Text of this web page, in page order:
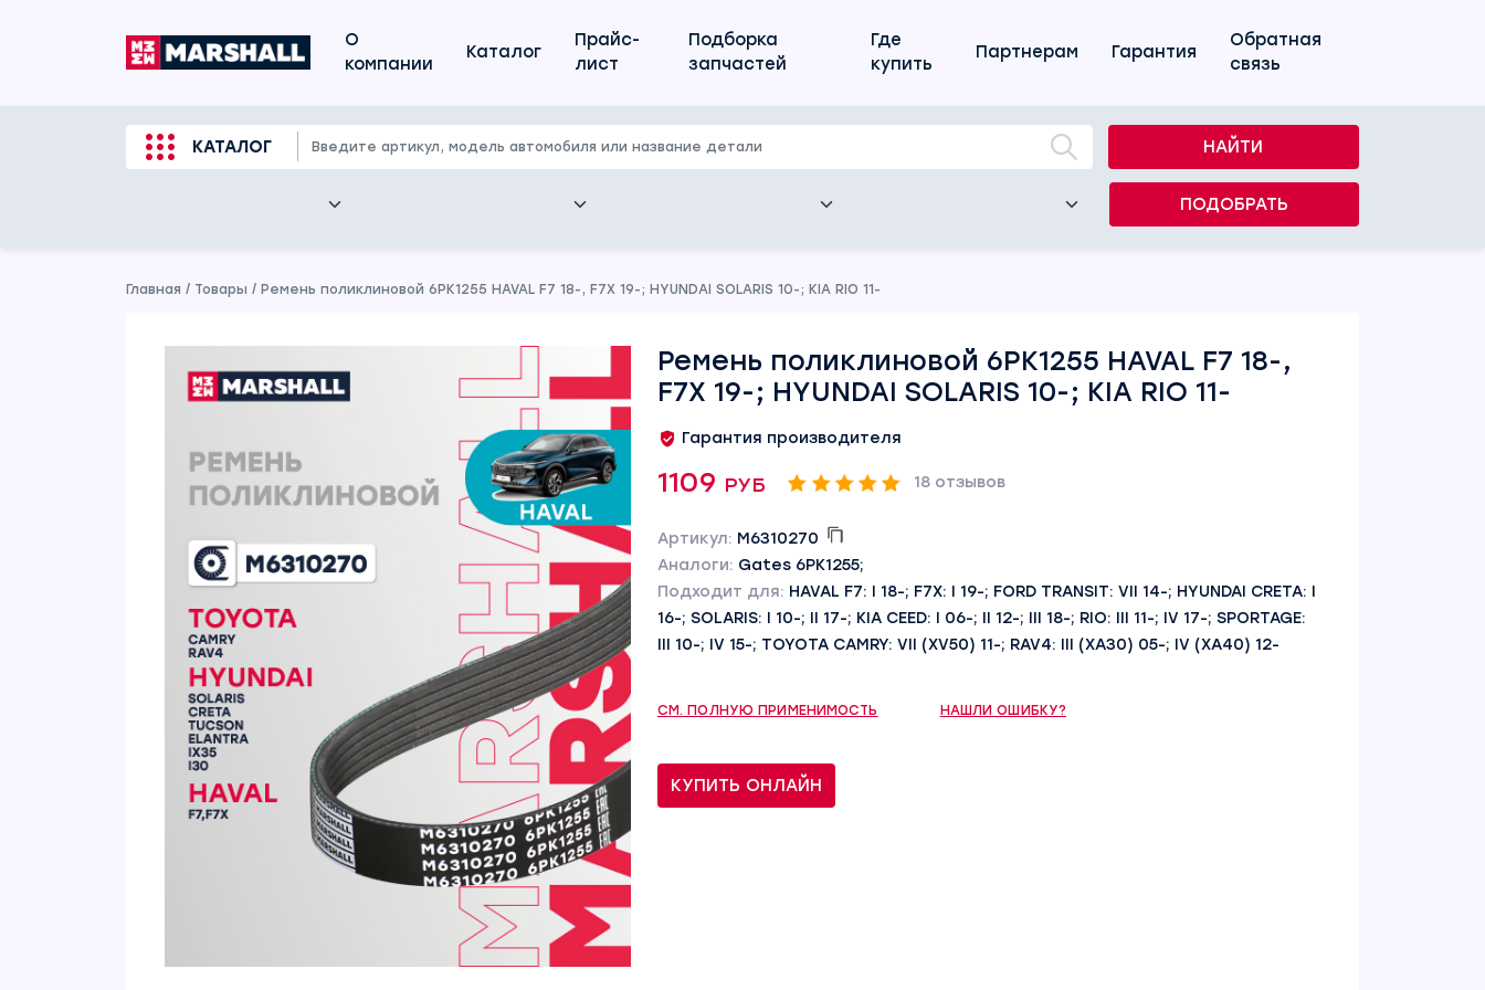
О
компании
Каталог
Прайс-
лист
Подборка
запчастей
Где
купить
Партнерам Гарантия
Обратная
связь
КАТАЛОГ НАЙТИ
ПОДОБРАТЬ
Главная / Товары / Ремень поликлиновой 6PK1255 HAVAL F7 18-, F7X 19-; HYUNDAI SOLARIS 10-; KIA RIO 11-
Ремень поликлиновой 6PK1255 HAVAL F7 18-,
F7X 19-; HYUNDAI SOLARIS 10-; KIA RIO 11-
Гарантия производителя
1109 руб 18 отзывов
Артикул: M6310270
Аналоги: Gates 6PK1255;
Подходит для: HAVAL F7: I 18-; F7X: I 19-; FORD TRANSIT: VII 14-; HYUNDAI CRETA: I
16-; SOLARIS: I 10-; II 17-; KIA CEED: I 06-; II 12-; III 18-; RIO: III 11-; IV 17-; SPORTAGE:
III 10-; IV 15-; TOYOTA CAMRY: VII (XV50) 11-; RAV4: III (XA30) 05-; IV (XA40) 12-
СМ. ПОЛНУЮ ПРИМЕНИМОСТЬ НАШЛИ ОШИБКУ?
КУПИТЬ ОНЛАЙН